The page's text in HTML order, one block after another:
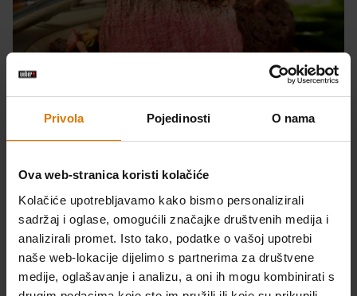
Privola Pojedinosti O nama
Ova web-stranica koristi kolačiće
Kolačiće upotrebljavamo kako bismo personalizirali
sadržaj i oglase, omogućili značajke društvenih medija i
analizirali promet. Isto tako, podatke o vašoj upotrebi
naše web-lokacije dijelimo s partnerima za društvene
medije, oglašavanje i analizu, a oni ih mogu kombinirati s
Odrezak goveđe pisanice s prženim
gljivama i vinaigrette umakom od
crvenog vina